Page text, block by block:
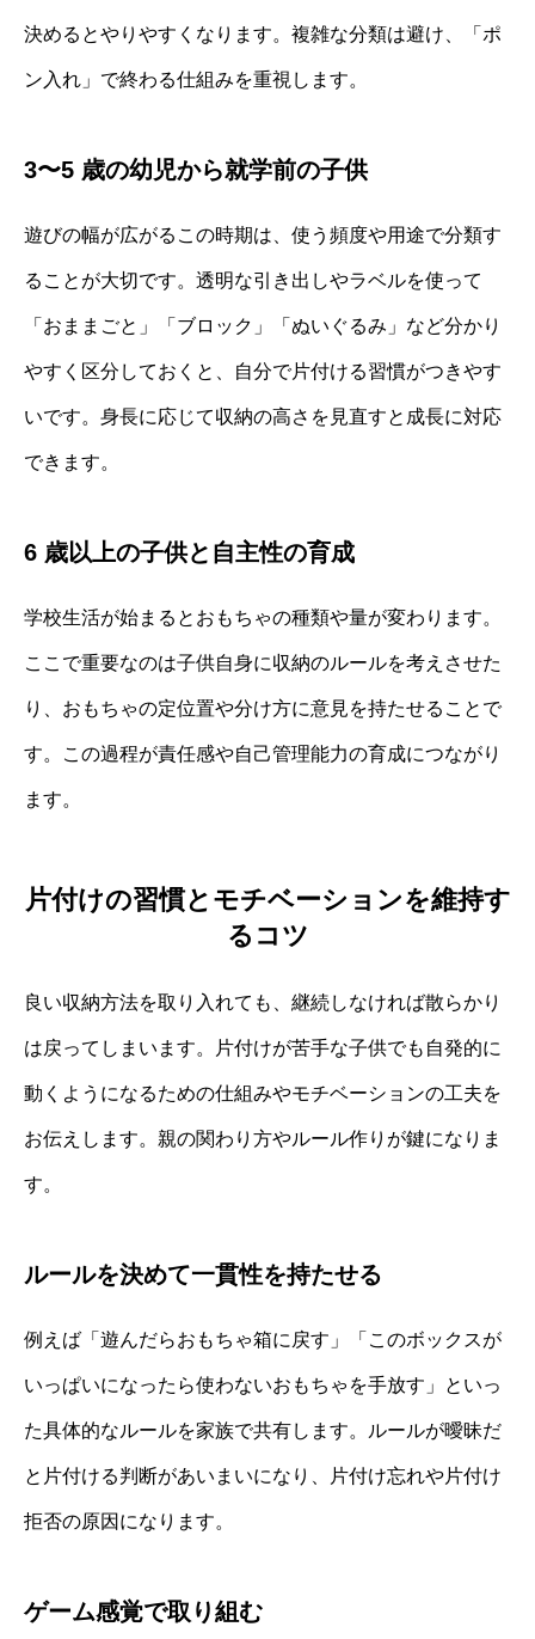
決めるとやりやすくなります。複雑な分類は避け、「ポ
ン入れ」で終わる仕組みを重視します。
3〜5 歳の幼児から就学前の子供
遊びの幅が広がるこの時期は、使う頻度や用途で分類す
ることが大切です。透明な引き出しやラベルを使って
「おままごと」「ブロック」「ぬいぐるみ」など分かり
やすく区分しておくと、自分で片付ける習慣がつきやす
いです。身長に応じて収納の高さを見直すと成長に対応
できます。
6 歳以上の子供と自主性の育成
学校生活が始まるとおもちゃの種類や量が変わります。
ここで重要なのは子供自身に収納のルールを考えさせた
り、おもちゃの定位置や分け方に意見を持たせることで
す。この過程が責任感や自己管理能力の育成につながり
ます。
片付けの習慣とモチベーションを維持す
るコツ
良い収納方法を取り入れても、継続しなければ散らかり
は戻ってしまいます。片付けが苦手な子供でも自発的に
動くようになるための仕組みやモチベーションの工夫を
お伝えします。親の関わり方やルール作りが鍵になりま
す。
ルールを決めて一貫性を持たせる
例えば「遊んだらおもちゃ箱に戻す」「このボックスが
いっぱいになったら使わないおもちゃを手放す」といっ
た具体的なルールを家族で共有します。ルールが曖昧だ
と片付ける判断があいまいになり、片付け忘れや片付け
拒否の原因になります。
ゲーム感覚で取り組む